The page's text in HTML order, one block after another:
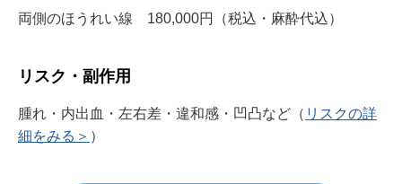
両側のほうれい線 180,000円（税込・麻酔代込）
リスク・副作用
腫れ・内出血・左右差・違和感・凹凸など（ リスクの詳
細をみる＞ ）